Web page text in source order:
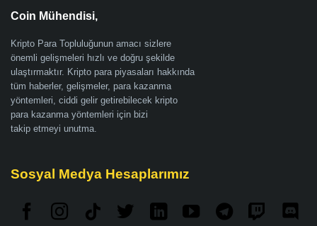
Coin Mühendisi,
Kripto Para Topluluğunun amacı sizlere
önemli gelişmeleri hızlı ve doğru şekilde
ulaştırmaktır. Kripto para piyasaları hakkında
tüm haberler, gelişmeler, para kazanma
yöntemleri, ciddi gelir getirebilecek kripto
para kazanma yöntemleri için bizi
takip etmeyi unutma.
Sosyal Medya Hesaplarımız